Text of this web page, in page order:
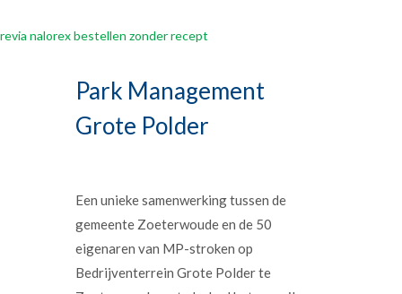
revia nalorex bestellen zonder recept
Park Management
Grote Polder
Een unieke samenwerking tussen de
gemeente Zoeterwoude en de 50
eigenaren van MP-stroken op
Bedrijventerrein Grote Polder te